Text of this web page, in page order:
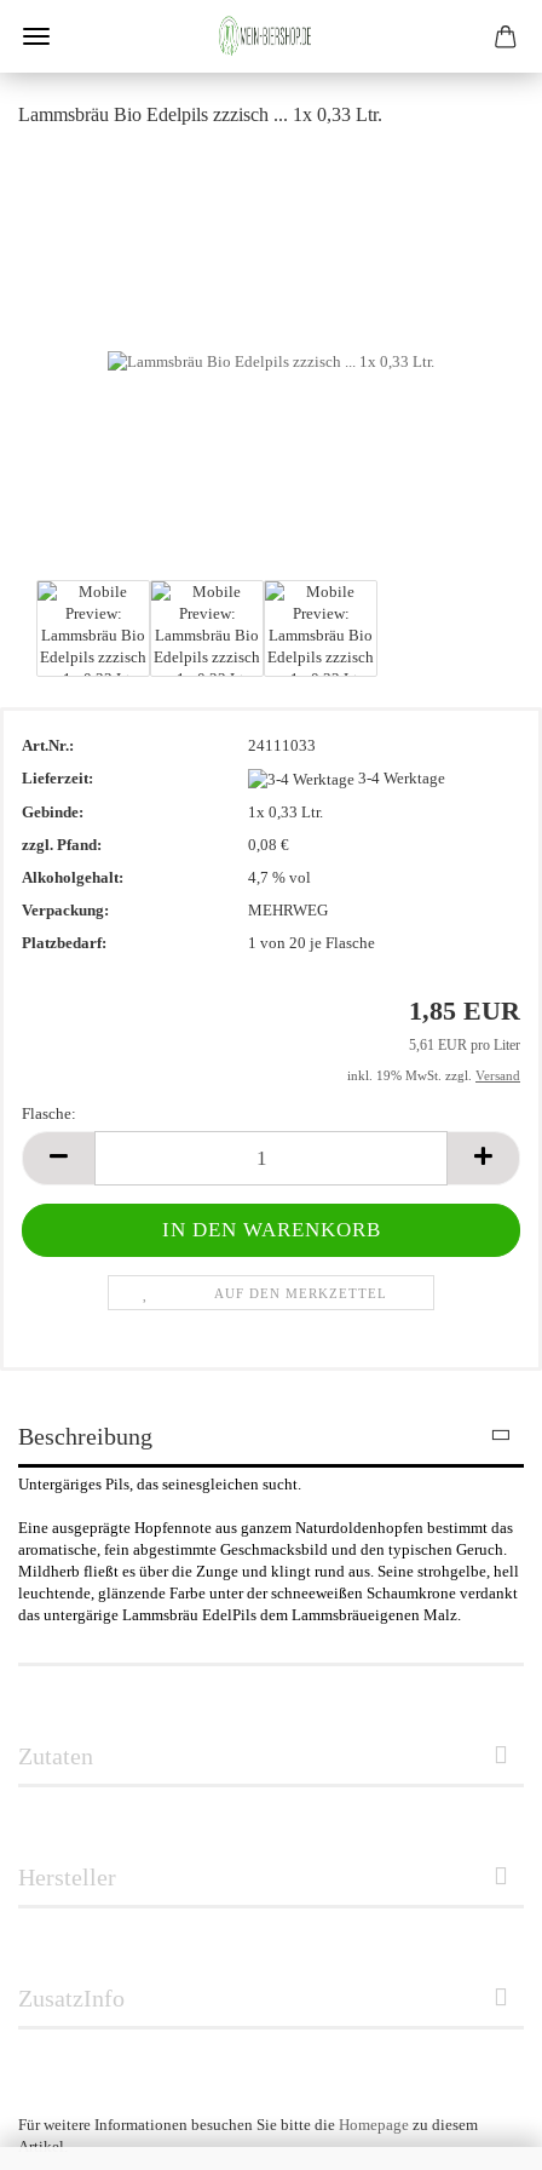
Lamms­bräu Bio Edel­pils zz­zi­sch ... 1x 0,33 Ltr.
Art.Nr.:
24111033
Lieferzeit:
3-4 Werktage
Gebinde:
1x 0,33 Ltr.
zzgl. Pfand:
0,08 €
Alkoholgehalt:
4,7 % vol
Verpackung:
MEHRWEG
Platzbedarf:
1 von 20 je Flasche
1,85 EUR
5,61 EUR pro Liter
inkl. 19% MwSt. zzgl. Versand
Flasche:
Flasche
AUF DEN MERKZETTEL
Beschreibung
Untergäriges Pils, das seinesgleichen sucht.
Eine ausgeprägte Hopfennote aus ganzem Naturdoldenhopfen bestimmt das
aromatische, fein abgestimmte Geschmacksbild und den typischen Geruch.
Mildherb fließt es über die Zunge und klingt rund aus. Seine strohgelbe, hell
leuchtende, glänzende Farbe unter der schneeweißen Schaumkrone verdankt
das untergärige Lammsbräu EdelPils dem Lammsbräueigenen Malz.
Zutaten
Hersteller
ZusatzInfo
Für weitere Informationen besuchen Sie bitte die Homepage zu diesem
Artikel.